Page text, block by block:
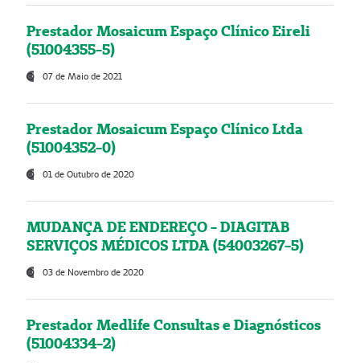
Prestador Mosaicum Espaço Clínico Eireli
(51004355-5)
07 de Maio de 2021
Prestador Mosaicum Espaço Clínico Ltda
(51004352-0)
01 de Outubro de 2020
MUDANÇA DE ENDEREÇO - DIAGITAB
SERVIÇOS MÉDICOS LTDA (54003267-5)
03 de Novembro de 2020
Prestador Medlife Consultas e Diagnósticos
(51004334-2)